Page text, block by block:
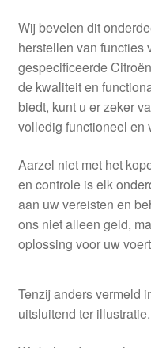
Wij bevelen dit
herstellen van functies
gespecificeerde
de kwaliteit en
biedt, kunt u er zeker
volledig functioneel en
Aarzel niet met het
en controle is elk
aan uw vereisten en
ons niet alleen geld,
oplossing voor uw
Tenzij anders vermeld
uitsluitend ter illustratie.